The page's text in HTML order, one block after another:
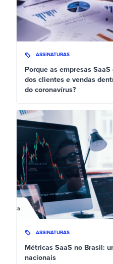
ASSINATURAS
Porque as empresas
dos clientes e vendas
do coronavírus?
ASSINATURAS
Métricas SaaS no Brasil:
nacionais